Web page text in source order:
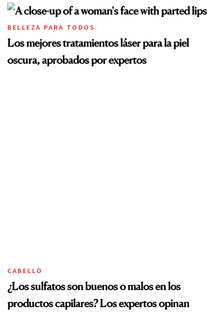
BELLEZA PARA TODOS
Los mejores tratamientos láser para la piel
oscura, aprobados por expertos
CABELLO
¿Los sulfatos son buenos o malos en los
productos capilares? Los expertos opinan